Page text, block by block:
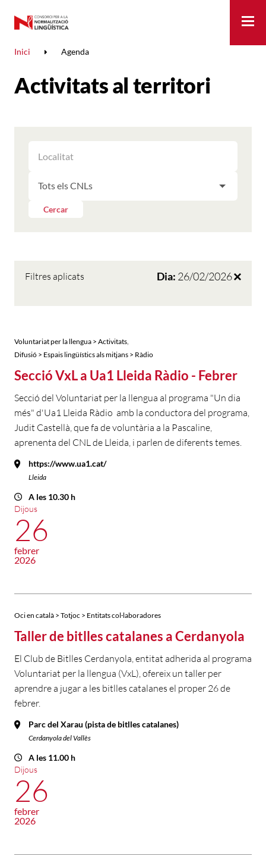
Inici Agenda
Activitats al territori
ELS
RESULTATS
LES
PER
LES
Cercar
Filtres aplicats Dia: 26/02/2026
Voluntariat per la llengua > Activitats
Difusió > Espais lingüístics als mitjans > Ràdio
Secció VxL a Ua1 Lleida Ràdio - Febrer
Secció del Voluntariat per la llengua al programa "Un dia
més" d'Ua1 Lleida Ràdio amb la conductora del programa,
Judit Castellà, que fa de voluntària a la Pascaline,
aprenenta del CNL de Lleida, i parlen de diferents temes.
https://www.ua1.cat/
Lleida
A les 10.30 h
Dijous
26
febrer
2026
Oci en català > Totjoc > Entitats col·laboradores
Taller de bitlles catalanes a Cerdanyola
El Club de Bitlles Cerdanyola, entitat adherida al programa
Voluntariat per la llengua (VxL), ofereix un taller per
aprendre a jugar a les bitlles catalanes el proper 26 de
febrer.
Parc del Xarau (pista de bitlles catalanes)
Cerdanyola del Vallès
A les 11.00 h
Dijous
26
febrer
2026